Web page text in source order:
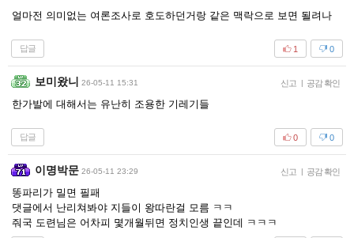
얼마전 의미없는 여론조사로 호도하던거랑 같은 맥락으로 보면 될려나
답글 0
1
보미왔니 26-05-11 15:31 신고 | 공감 확인
한가발에 대해서는 유난히 조용한 기레기들
답글 0
0
이명박문 26-05-11 23:29 신고 | 공감 확인
똥파리가 밀면 필패
댓글에서 난리쳐봐야 지들이 왕따란걸 모름 ㅋㅋ
줘국 도련님은 어차피 몇개월뒤면 정치인생 끝인데 ㅋㅋㅋ